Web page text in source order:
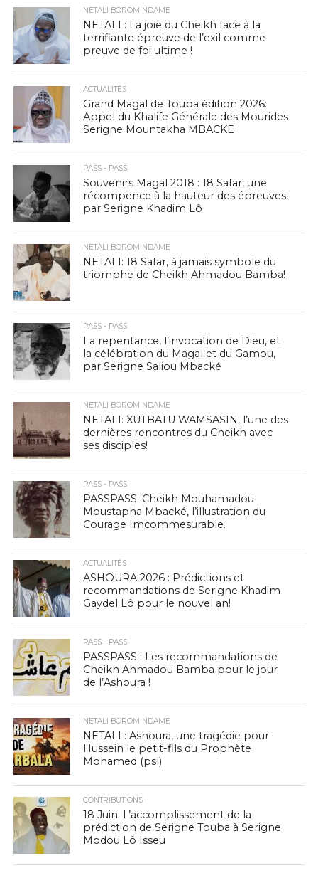
NETALI BOROM NDAME
NETALI : La joie du Cheikh face à la
terrifiante épreuve de l’exil comme
preuve de foi ultime !
ACTUALITÉS
Grand Magal de Touba édition 2026:
Appel du Khalife Générale des Mourides
Serigne Mountakha MBACKE
PASS - PASS
Souvenirs Magal 2018 : 18 Safar, une
récompence à la hauteur des épreuves,
par Serigne Khadim Lô
NETALI BOROM NDAME
NETALI: 18 Safar, à jamais symbole du
triomphe de Cheikh Ahmadou Bamba!
PASS - PASS
La repentance, l’invocation de Dieu, et
la célébration du Magal et du Gamou,
par Serigne Saliou Mbacké
NETALI BOROM NDAME
NETALI: XUTBATU WAMSASIN, l’une des
dernières rencontres du Cheikh avec
ses disciples!
PASS - PASS
PASSPASS: Cheikh Mouhamadou
Moustapha Mbacké, l’illustration du
Courage Imcommesurable.
ACTUALITÉS
ASHOURA 2026 : Prédictions et
recommandations de Serigne Khadim
Gaydel Lô pour le nouvel an!
PASS - PASS
PASSPASS : Les recommandations de
Cheikh Ahmadou Bamba pour le jour
de l’Ashoura !
NETALI BOROM NDAME
NETALI : Ashoura, une tragédie pour
Hussein le petit-fils du Prophète
Mohamed (psl)
CONTRIBUTIONS
18 Juin: L’accomplissement de la
prédiction de Serigne Touba à Serigne
Modou Lô Isseu